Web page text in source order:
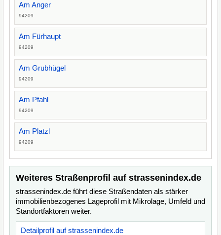
Am Anger
94209
Am Fürhaupt
94209
Am Grubhügel
94209
Am Pfahl
94209
Am Platzl
94209
Weiteres Straßenprofil auf strassenindex.de
strassenindex.de führt diese Straßendaten als stärker
immobilienbezogenes Lageprofil mit Mikrolage, Umfeld und
Standortfaktoren weiter.
Detailprofil auf strassenindex.de